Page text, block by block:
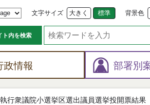
文字サイズ 大きく 標準 背景色
ト内を検索
政情報 部署別
行衆議院小選挙区選出議員選挙投開票結果